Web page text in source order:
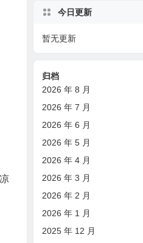
今日更新
暂无更新
归档
2026 年 8 月
2026 年 7 月
2026 年 6 月
2026 年 5 月
2026 年 4 月
2026 年 3 月
2026 年 2 月
2026 年 1 月
2025 年 12 月